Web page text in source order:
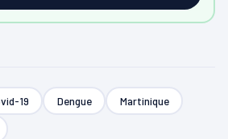
19 Dengue Martinique